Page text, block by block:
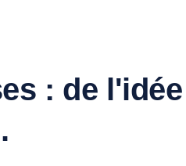
: de